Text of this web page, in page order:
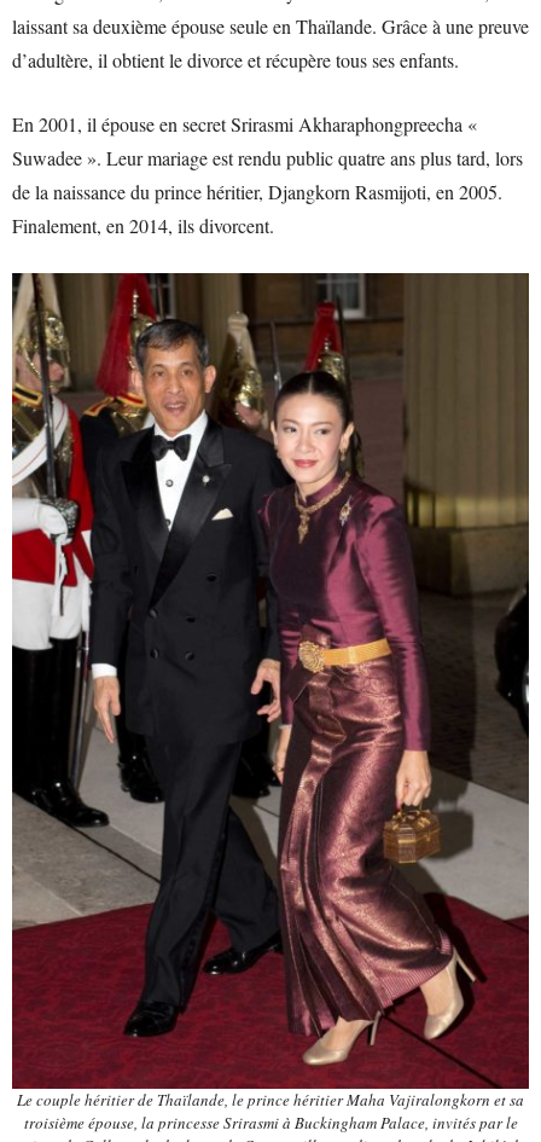
laissant sa deuxième épouse seule en Thaïlande. Grâce à une preuve
d’adultère, il obtient le divorce et récupère tous ses enfants.
En 2001, il épouse en secret Srirasmi Akharaphongpreecha «
Suwadee ». Leur mariage est rendu public quatre ans plus tard, lors
de la naissance du prince héritier, Djangkorn Rasmijoti, en 2005.
Finalement, en 2014, ils divorcent.
Le couple héritier de Thaïlande, le prince héritier Maha Vajiralongkorn et sa
troisième épouse, la princesse Srirasmi à Buckingham Palace, invités par le